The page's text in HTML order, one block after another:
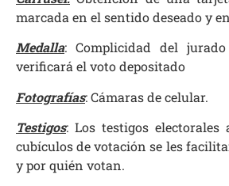
marcada en el sentido deseado y
Medalla: Complicidad del
verificará el voto depositado
Fotografías: Cámaras de celular.
Testigos: Los testigos
cubículos de votación se les
y por quién votan.